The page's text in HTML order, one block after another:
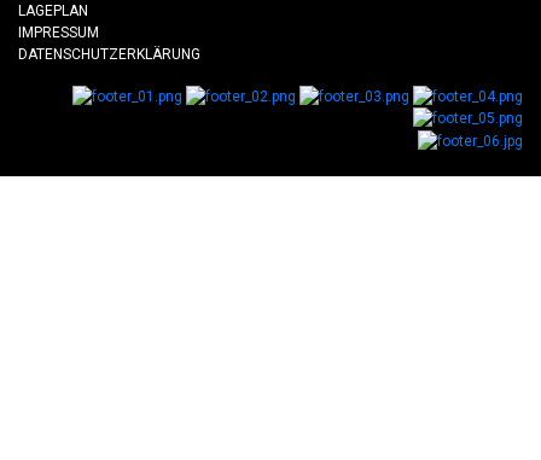
LAGEPLAN
IMPRESSUM
DATENSCHUTZERKLÄRUNG